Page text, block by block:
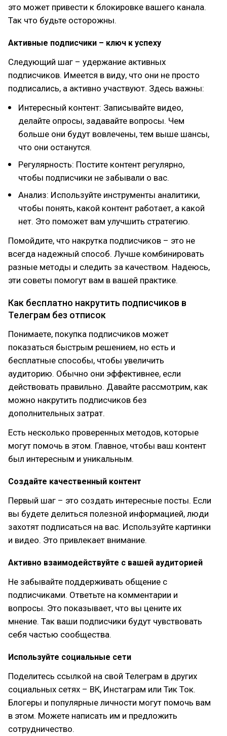
это может привести к блокировке вашего канала.
Так что будьте осторожны.
Активные подписчики – ключ к успеху
Следующий шаг – удержание активных
подписчиков. Имеется в виду, что они не просто
подписались, а активно участвуют. Здесь важны:
Интересный контент: Записывайте видео,
делайте опросы, задавайте вопросы. Чем
больше они будут вовлечены, тем выше шансы,
что они останутся.
Регулярность: Постите контент регулярно,
чтобы подписчики не забывали о вас.
Анализ: Используйте инструменты аналитики,
чтобы понять, какой контент работает, а какой
нет. Это поможет вам улучшить стратегию.
Помойдите, что накрутка подписчиков – это не
всегда надежный способ. Лучше комбинировать
разные методы и следить за качеством. Надеюсь,
эти советы помогут вам в вашей практике.
Как бесплатно накрутить подписчиков в
Телеграм без отписок
Понимаете, покупка подписчиков может
показаться быстрым решением, но есть и
бесплатные способы, чтобы увеличить
аудиторию. Обычно они эффективнее, если
действовать правильно. Давайте рассмотрим, как
можно накрутить подписчиков без
дополнительных затрат.
Есть несколько проверенных методов, которые
могут помочь в этом. Главное, чтобы ваш контент
был интересным и уникальным.
Создайте качественный контент
Первый шаг – это создать интересные посты. Если
вы будете делиться полезной информацией, люди
захотят подписаться на вас. Используйте картинки
и видео. Это привлекает внимание.
Активно взаимодействуйте с вашей аудиторией
Не забывайте поддерживать общение с
подписчиками. Ответьте на комментарии и
вопросы. Это показывает, что вы цените их
мнение. Так ваши подписчики будут чувствовать
себя частью сообщества.
Используйте социальные сети
Поделитесь ссылкой на свой Телеграм в других
социальных сетях – ВК, Инстаграм или Тик Ток.
Блогеры и популярные личности могут помочь вам
в этом. Можете написать им и предложить
сотрудничество.